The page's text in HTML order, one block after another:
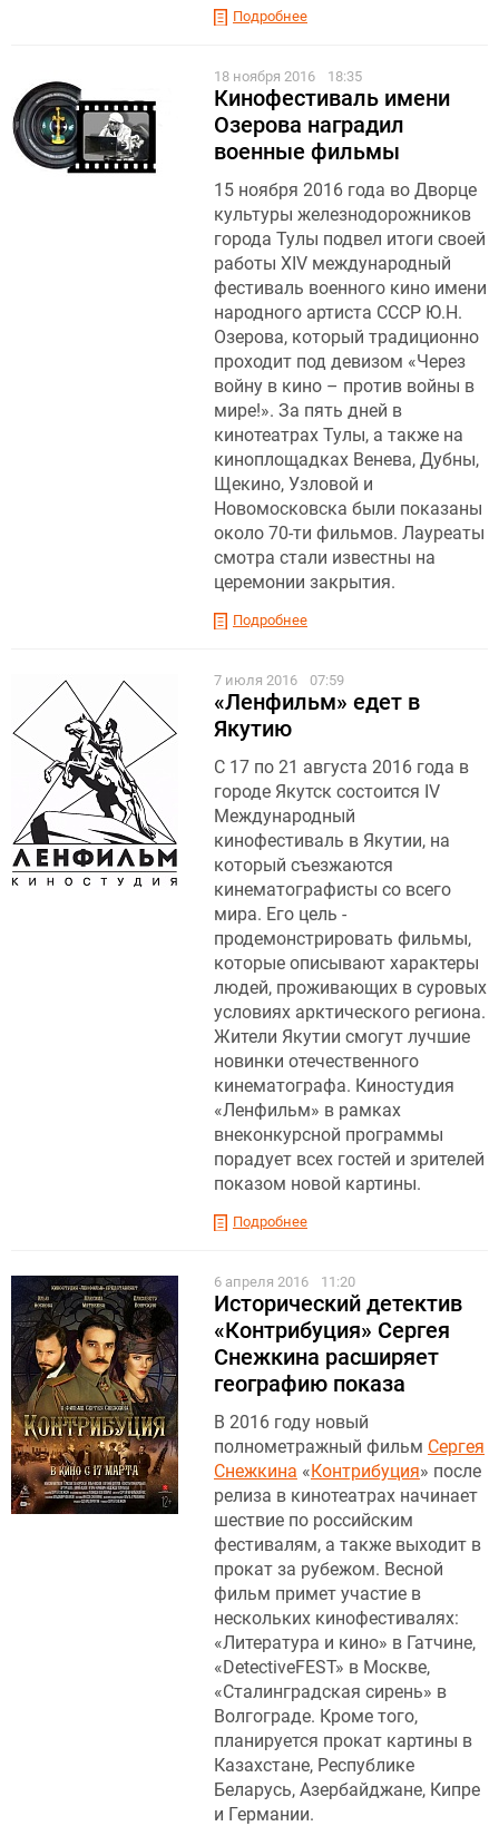
Подробнее
18 ноября 2016 18:35
Кинофестиваль имени
Озерова наградил
военные фильмы
15 ноября 2016 года во Дворце
культуры железнодорожников
города Тулы подвел итоги своей
работы XIV международный
фестиваль военного кино имени
народного артиста СССР Ю.Н.
Озерова, который традиционно
проходит под девизом «Через
войну в кино – против войны в
мире!». За пять дней в
кинотеатрах Тулы, а также на
киноплощадках Венева, Дубны,
Щекино, Узловой и
Новомосковска были показаны
около 70-ти фильмов. Лауреаты
смотра стали известны на
церемонии закрытия.
Подробнее
7 июля 2016 07:59
«Ленфильм» едет в
Якутию
С 17 по 21 августа 2016 года в
городе Якутск состоится IV
Международный
кинофестиваль в Якутии, на
который съезжаются
кинематографисты со всего
мира. Его цель -
продемонстрировать фильмы,
которые описывают характеры
людей, проживающих в суровых
условиях арктического региона.
Жители Якутии смогут лучшие
новинки отечественного
кинематографа. Киностудия
«Ленфильм» в рамках
внеконкурсной программы
порадует всех гостей и зрителей
показом новой картины.
Подробнее
6 апреля 2016 11:20
Исторический детектив
«Контрибуция» Сергея
Снежкина расширяет
географию показа
В 2016 году новый
полнометражный фильм Сергея
Снежкина «Контрибуция» после
релиза в кинотеатрах начинает
шествие по российским
фестивалям, а также выходит в
прокат за рубежом. Весной
фильм примет участие в
нескольких кинофестивалях:
«Литература и кино» в Гатчине,
«DetectiveFEST» в Москве,
«Сталинградская сирень» в
Волгограде. Кроме того,
планируется прокат картины в
Казахстане, Республике
Беларусь, Азербайджане, Кипре
и Германии.